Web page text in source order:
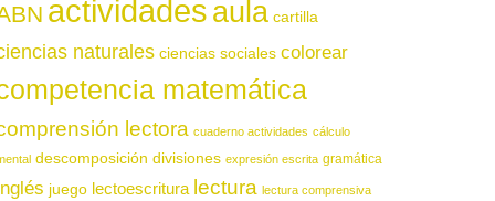
actividadesaula cartilla
naturales ciencias sociales colorear
matemática
lectora cuaderno actividades cálculo
descomposición divisiones expresión escrita gramática
juego lectoescritura lectura lectura comprensiva